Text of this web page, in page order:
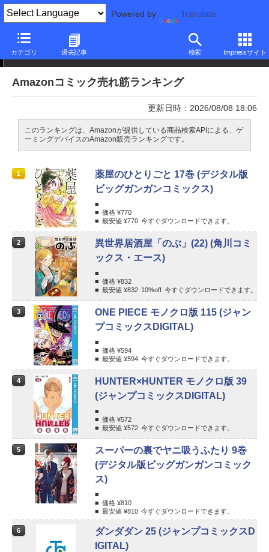
Powered by Translate
カテゴリ 過去記事 検索 Impressサイト
ランキング
Amazonコミック売れ筋ランキング
更新日時：2026/08/08 18:06
このランキングは、Amazonが提供している商品検索APIによる、ゲ
ーミングデバイスのAmazon販売ランキングです。
1
薬屋のひとりごと 17巻 (デジタル版
ビッグガンガンコミックス)
価格 ¥770
最安値 ¥770 今すぐダウンロードできます。
2
異世界居酒屋「のぶ」(22) (角川コミ
ックス・エース)
価格 ¥832
最安値 ¥832 10%off 今すぐダウンロードできます。
3
ONE PIECE モノクロ版 115 (ジャン
プコミックスDIGITAL)
価格 ¥594
最安値 ¥594 今すぐダウンロードできます。
4
HUNTER×HUNTER モノクロ版 39
(ジャンプコミックスDIGITAL)
価格 ¥572
最安値 ¥572 今すぐダウンロードできます。
5
スーパーの裏でヤニ吸うふたり 9巻
(デジタル版ビッグガンガンコミック
ス)
価格 ¥810
最安値 ¥810 今すぐダウンロードできます。
6
ダンダダン 25 (ジャンプコミックスD
IGITAL)